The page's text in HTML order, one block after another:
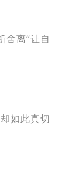
舍离”让自
如此真切